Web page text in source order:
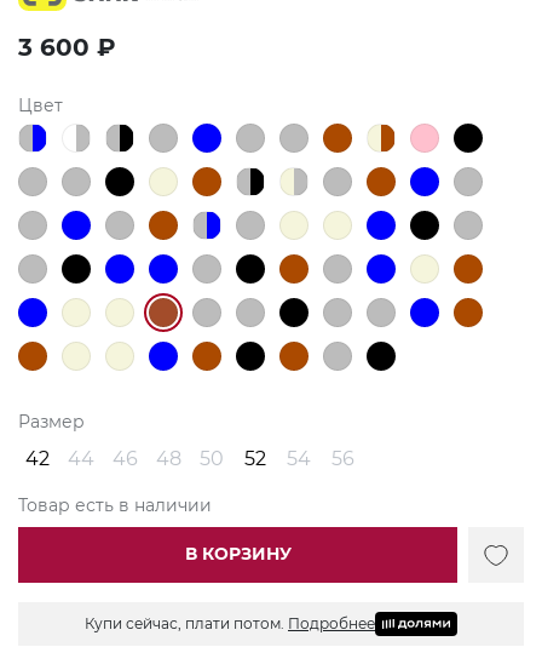
3 600 ₽
Цвет
Размер
42 44 46 48 50 52 54 56
Товар есть в наличии
В КОРЗИНУ
Купи сейчас, плати потом. Подробнее